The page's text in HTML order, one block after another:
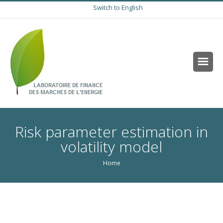
Switch to English
Risk parameter estimation in
volatility model
Home